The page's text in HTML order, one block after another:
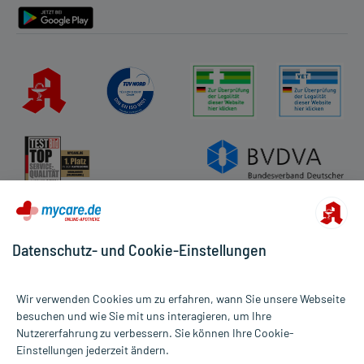
Alle Preise gelten inkl. MwSt., ggf. zzgl. Versandkosten
Informationen auf dieser Website werden ausschließlich für
Datenschutz- und Cookie-Einstellungen
Wir verwenden Cookies um zu erfahren, wann Sie unsere Webseite
besuchen und wie Sie mit uns interagieren, um Ihre
Nutzererfahrung zu verbessern. Sie können Ihre Cookie-
Einstellungen jederzeit ändern.